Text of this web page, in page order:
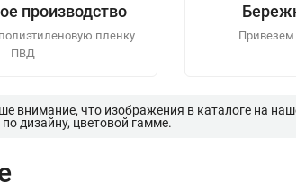
производство
пленку
ПВД
Привезем
внимание, что изображения в каталоге на
дизайну, цветовой гамме.